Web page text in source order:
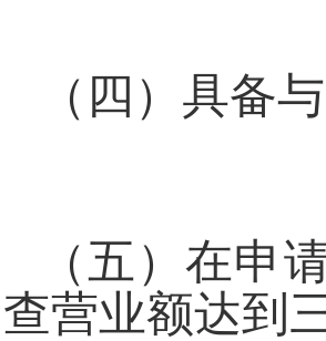
（四）具备
（五）在申
查营业额达到